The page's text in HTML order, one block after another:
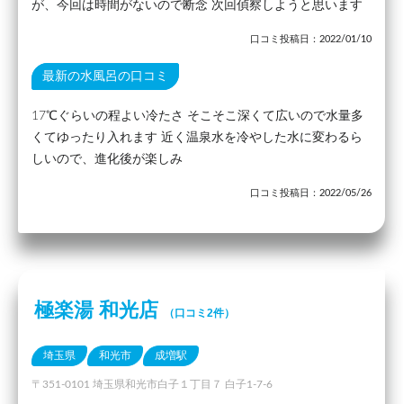
が、今回は時間がないので断念 次回偵察しようと思います
口コミ投稿日：2022/01/10
最新の水風呂の口コミ
17℃ぐらいの程よい冷たさ そこそこ深くて広いので水量多
くてゆったり入れます 近く温泉水を冷やした水に変わるら
しいので、進化後が楽しみ
口コミ投稿日：2022/05/26
極楽湯 和光店 （口コミ2件）
埼玉県 和光市 成増駅
〒351-0101 埼玉県和光市白子１丁目７ 白子1-7-6